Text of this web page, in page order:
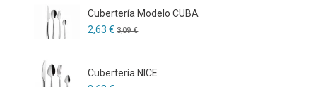
Cubertería Modelo CUBA
2,63 € 3,09 €
Cubertería NICE